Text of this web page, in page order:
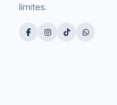
límites.